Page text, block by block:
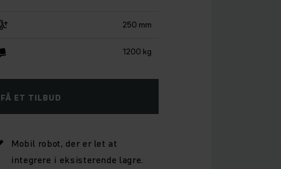
250 mm
1200 kg
FÅ ET TILBUD
Mobil robot, der er let at
integrere i eksisterende lagre.